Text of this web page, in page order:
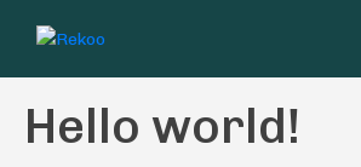
Hello world!